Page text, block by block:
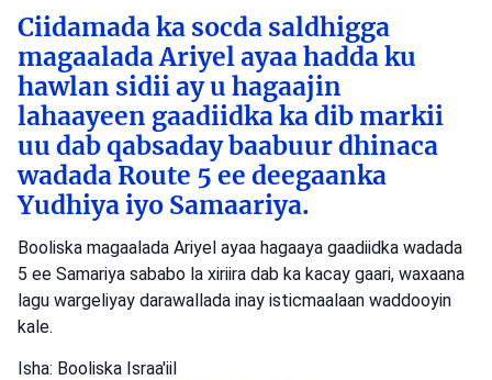
Ciidamada ka socda saldhigga
magaalada Ariyel ayaa hadda ku
hawlan sidii ay u hagaajin
lahaayeen gaadiidka ka dib markii
uu dab qabsaday baabuur dhinaca
wadada Route 5 ee deegaanka
Yudhiya iyo Samaariya.
Booliska magaalada Ariyel ayaa hagaaya gaadiidka wadada
5 ee Samariya sababo la xiriira dab ka kacay gaari, waxaana
lagu wargeliyay darawallada inay isticmaalaan waddooyin
kale.
Isha: Booliska Israa'iil